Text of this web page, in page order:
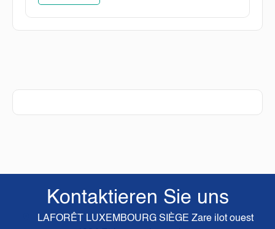
Kontaktieren Sie uns
LAFORÊT LUXEMBOURG SIÈGE Zare ilot ouest